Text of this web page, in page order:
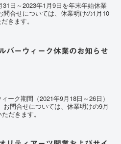
日～2023年1月9日を年末年始休業
合せについては、休業明けの1月10
きます。
バーウィーク休業のお知らせ
ーク期間（2021年9月18日～26日）
問合せについては、休業明けの9月
だきます。